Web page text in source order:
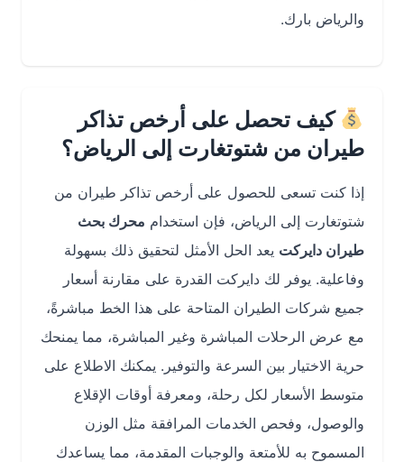
والرياض بارك.
كيف تحصل على أرخص تذاكر
طيران من شتوتغارت إلى الرياض؟
إذا كنت تسعى للحصول على أرخص تذاكر طيران من
شتوتغارت إلى الرياض، فإن استخداممحرك بحث
طيران دايركتيعد الحل الأمثل لتحقيق ذلك بسهولة
وفاعلية. يوفر لك دايركت القدرة على مقارنة أسعار
جميع شركات الطيران المتاحة على هذا الخط مباشرةً،
مع عرض الرحلات المباشرة وغير المباشرة، مما يمنحك
حرية الاختيار بين السرعة والتوفير. يمكنك الاطلاع على
متوسط الأسعار لكل رحلة، ومعرفة أوقات الإقلاع
والوصول، وفحص الخدمات المرافقة مثل الوزن
المسموح به للأمتعة والوجبات المقدمة، مما يساعدك